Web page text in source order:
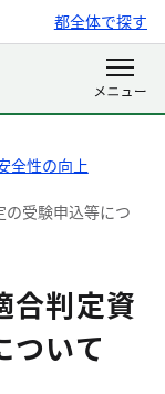
都全体で探す
全性の向上
受験申込等につ
合判定資
ついて